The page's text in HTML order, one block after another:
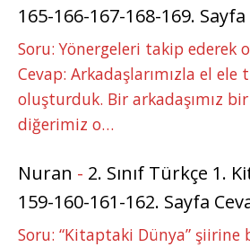
165-166-167-168-169. Sayfa
Soru: Yönergeleri takip ederek
Cevap: Arkadaşlarımızla el
oluşturduk. Bir arkadaşımız
diğerimiz o…
Nuran - 2. Sınıf Türkçe 1.
159-160-161-162. Sayfa
Soru: “Kitaptaki Dünya”